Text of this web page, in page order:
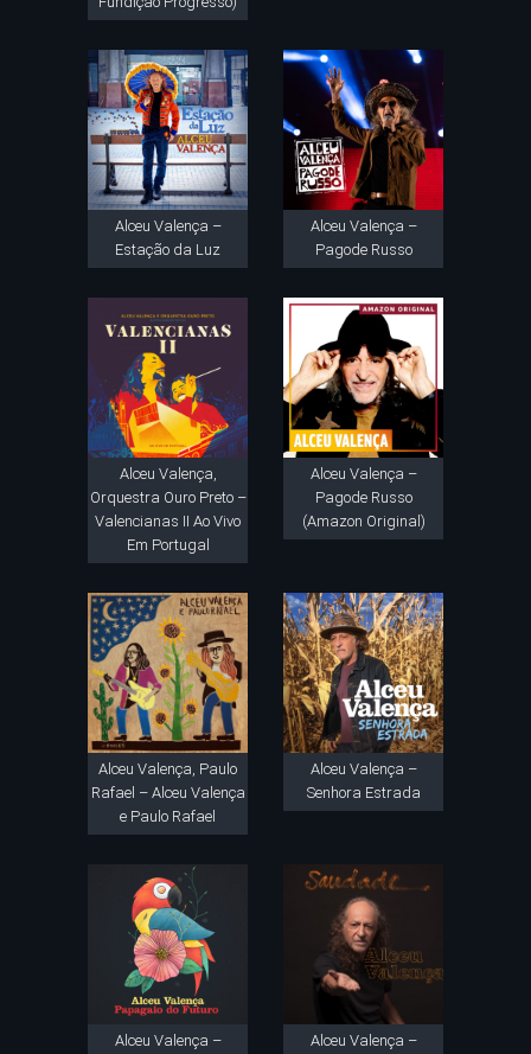
Alceu Valença –
Estação da Luz
Alceu Valença –
Pagode Russo
Alceu Valença,
Orquestra Ouro Preto –
Valencianas II Ao Vivo
Em Portugal
Alceu Valença –
Pagode Russo
(Amazon Original)
Alceu Valença, Paulo
Rafael – Alceu Valença
e Paulo Rafael
Alceu Valença –
Senhora Estrada
Alceu Valença –
Alceu Valença –